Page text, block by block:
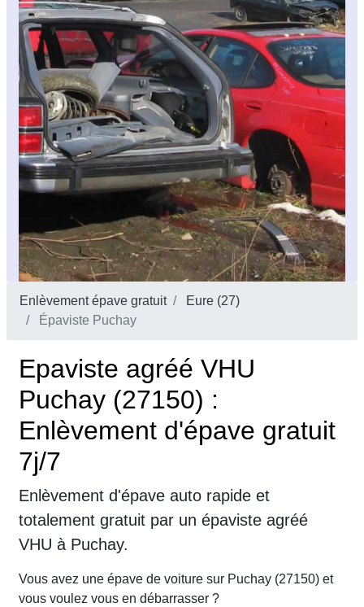
Enlèvement épave gratuit
Eure (27)
Épaviste Puchay
Epaviste agréé VHU
Puchay (27150) :
Enlèvement d'épave gratuit
7j/7
Enlèvement d'épave auto rapide et
totalement gratuit par un épaviste agréé
VHU à Puchay.
Vous avez une épave de voiture sur Puchay (27150) et
vous voulez vous en débarrasser ?